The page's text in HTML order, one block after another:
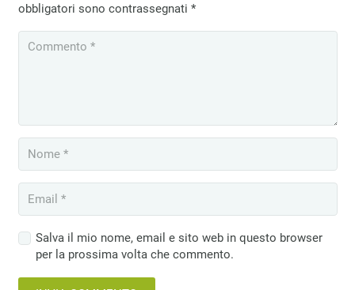
obbligatori sono contrassegnati *
Salva il mio nome, email e sito web in questo browser
per la prossima volta che commento.